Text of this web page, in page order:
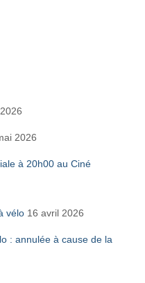
2026
à 20h00 au Ciné
vélo 16 avril 2026
: annulée à cause de la